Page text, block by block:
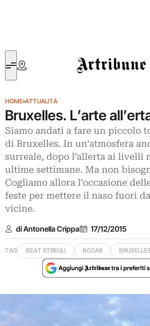
Artribune
HOME›ATTUALITÀ
Bruxelles. L’arte
Siamo andati a fare un piccolo
di Bruxelles. In un’atmosfera
surreale, dopo l’allerta ai livelli
ultime settimane. Ma non
Cogliamo allora l’occasione
feste per mettere il naso fuori
vicine.
di Antonella Crippa 17/12/2015
TAG BEAT STREULI BOZAR